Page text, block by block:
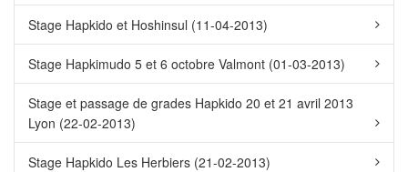
Stage Hapkido et Hoshinsul (11-04-2013)
Stage Hapkimudo 5 et 6 octobre Valmont (01-03-2013)
Stage et passage de grades Hapkido 20 et 21 avril 2013
Lyon (22-02-2013)
Stage Hapkido Les Herbiers (21-02-2013)